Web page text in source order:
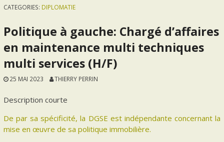
CATEGORIES: DIPLOMATIE
Politique à gauche: Chargé d’affaires
en maintenance multi techniques
multi services (H/F)
25 MAI 2023 THIERRY PERRIN
Description courte
De par sa spécificité, la DGSE est indépendante concernant la
mise en œuvre de sa politique immobilière.